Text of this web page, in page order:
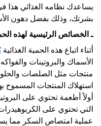
يساعدك نظامه الغذائي هذا
بشرتك، وذلك بفضل دهون
ـ الخصائص الرئيسية لهذه
أثناء اتباع هذه الحمية الغذائية
الأسماك والبروتينات
منتجات مثل الصلصات
استهلاك المنتجات
أولاً أطعمة تحتوي على
التي تحتوي على
عملية امتصاص السكر مما